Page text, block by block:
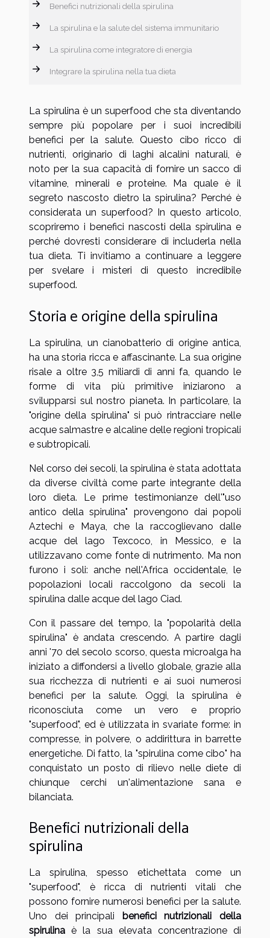
Benefici nutrizionali della spirulina
La spirulina e la salute del sistema immunitario
La spirulina come integratore di energia
Integrare la spirulina nella tua dieta
La spirulina è un superfood che sta diventando
sempre più popolare per i suoi incredibili
benefici per la salute. Questo cibo ricco di
nutrienti, originario di laghi alcalini naturali, è
noto per la sua capacità di fornire un sacco di
vitamine, minerali e proteine. Ma quale è il
segreto nascosto dietro la spirulina? Perché è
considerata un superfood? In questo articolo,
scopriremo i benefici nascosti della spirulina e
perché dovresti considerare di includerla nella
tua dieta. Ti invitiamo a continuare a leggere
per svelare i misteri di questo incredibile
superfood.
Storia e origine della spirulina
La spirulina, un cianobatterio di origine antica,
ha una storia ricca e affascinante. La sua origine
risale a oltre 3,5 miliardi di anni fa, quando le
forme di vita più primitive iniziarono a
svilupparsi sul nostro pianeta. In particolare, la
"origine della spirulina" si può rintracciare nelle
acque salmastre e alcaline delle regioni tropicali
e subtropicali.
Nel corso dei secoli, la spirulina è stata adottata
da diverse civiltà come parte integrante della
loro dieta. Le prime testimonianze dell'"uso
antico della spirulina" provengono dai popoli
Aztechi e Maya, che la raccoglievano dalle
acque del lago Texcoco, in Messico, e la
utilizzavano come fonte di nutrimento. Ma non
furono i soli: anche nell'Africa occidentale, le
popolazioni locali raccolgono da secoli la
spirulina dalle acque del lago Ciad.
Con il passare del tempo, la "popolarità della
spirulina" è andata crescendo. A partire dagli
anni '70 del secolo scorso, questa microalga ha
iniziato a diffondersi a livello globale, grazie alla
sua ricchezza di nutrienti e ai suoi numerosi
benefici per la salute. Oggi, la spirulina è
riconosciuta come un vero e proprio
"superfood", ed è utilizzata in svariate forme: in
compresse, in polvere, o addirittura in barrette
energetiche. Di fatto, la "spirulina come cibo" ha
conquistato un posto di rilievo nelle diete di
chiunque cerchi un'alimentazione sana e
bilanciata.
Benefici nutrizionali della
spirulina
La spirulina, spesso etichettata come un
"superfood", è ricca di nutrienti vitali che
possono fornire numerosi benefici per la salute.
Uno dei principali benefici nutrizionali della
spirulina è la sua elevata concentrazione di